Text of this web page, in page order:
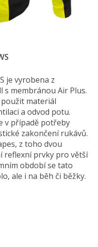
je vyrobena z
s membránou Air Plus.
materiál
a odvod potu.
v případě potřeby
zakončení rukávů.
z toho dvou
reflexní prvky pro větší
období se tato
ale i na běh či běžky.